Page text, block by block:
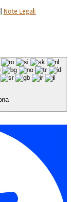
| Note Legali